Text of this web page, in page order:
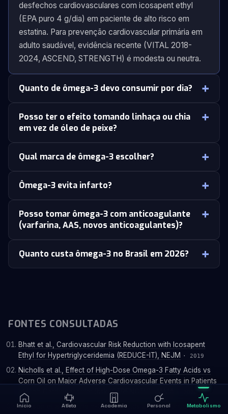
desfechos cardiovasculares com icosapent ethyl
(EPA puro 4 g/dia) em paciente de alto risco em
estatina. Para prevenção cardiovascular primária em
adulto saudável, evidência recente (VITAL 2018-
2024, ASCEND, STRENGTH) é modesta ou neutra.
Quanto de ômega-3 devo consumir por dia?
Posso ter o efeito tomando linhaça ou chia
em vez de óleo de peixe?
Qual marca de ômega-3 escolher?
Ômega-3 evita infarto?
Posso tomar ômega-3 com anticoagulante
(varfarina, AAS, novos anticoagulantes)?
Quanto custa ômega-3 no Brasil em 2026?
FONTES CONSULTADAS
Bhatt et al., Cardiovascular Risk Reduction with Icosapent
Ethyl for Hypertriglyceridemia (REDUCE-IT), NEJM
· 2019
Nicholls et al., Effect of High-Dose Omega-3 Fatty Acids vs
Corn Oil on Major Adverse Cardiovascular Events in Patients
at High Cardiovascular Risk (STRENGTH), JAMA
Manson et al., Marine n-3 Fatty Acids and Prevention of
Início Atleta Academia Personal Metabolismo